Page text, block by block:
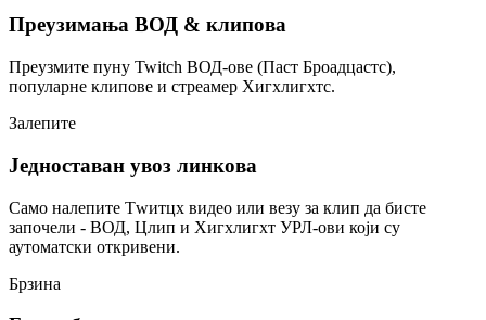
Преузимања ВОД & клипова
Преузмите пуну Twitch ВОД-ове (Паст Броадцастс),
популарне клипове и стреамер Хигхлигхтс.
Залепите
Једноставан увоз линкова
Само налепите Тwитцх видео или везу за клип да бисте
започели - ВОД, Цлип и Хигхлигхт УРЛ-ови који су
аутоматски откривени.
Брзина